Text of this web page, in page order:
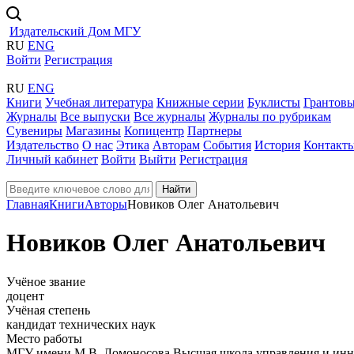
Издательский Дом МГУ
RU ENG
Войти Регистрация
RU ENG
Книги Учебная литература Книжные серии Буклисты
Журналы Все выпуски Все журналы Журналы по рубрикам
Сувениры Магазины Копицентр Партнеры
Издательство О нас Этика Авторам События История
Личный кабинет Войти Выйти Регистрация
Найти
ГлавнаяКнигиАвторыНовиков Олег Анатольевич
Новиков Олег Анатольевич
Учёное звание
доцент
Учёная степень
кандидат технических наук
Место работы